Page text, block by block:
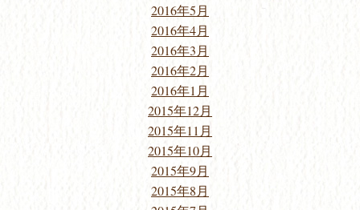
2016年5月
2016年4月
2016年3月
2016年2月
2016年1月
2015年12月
2015年11月
2015年10月
2015年9月
2015年8月